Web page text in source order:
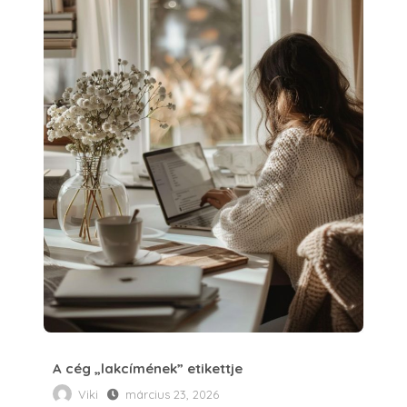
A cég „lakcímének” etikettje
Viki március 23, 2026